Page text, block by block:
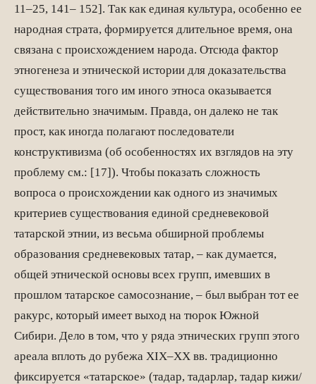
11–25, 141– 152]. Так как единая культура, особенно ее
народная страта, формируется длительное время, она
связана с происхождением народа. Отсюда фактор
этногенеза и этнической истории для доказательства
существования того им иного этноса оказывается
действительно значимым. Правда, он далеко не так
прост, как иногда полагают последователи
конструктивизма (об особенностях их взглядов на эту
проблему см.: [17]). Чтобы показать сложность
вопроса о происхождении как одного из значимых
критериев существования единой средневековой
татарской этнии, из весьма обширной проблемы
образования средневековых татар, – как думается,
общей этнической основы всех групп, имевших в
прошлом татарское самосознание, – был выбран тот ее
ракурс, который имеет выход на тюрок Южной
Сибири. Дело в том, что у ряда этнических групп этого
ареала вплоть до рубежа XIX–XX вв. традиционно
фиксируется «татарское» (тадар, тадарлар, тадар кижи/